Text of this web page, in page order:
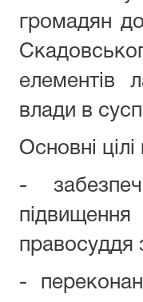
громадян
елементів
влади в
Основні цілі
-
правосуддя
-